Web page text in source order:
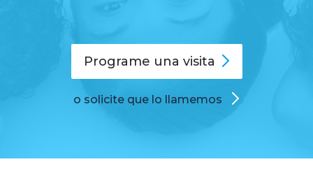
Programe una visita
o solicite que lo llamemos